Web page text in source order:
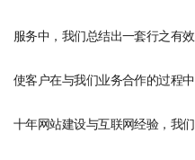
服务中，我们总结出一套行之有
使客户在与我们业务合作的过程
十年网站建设与互联网经验，我